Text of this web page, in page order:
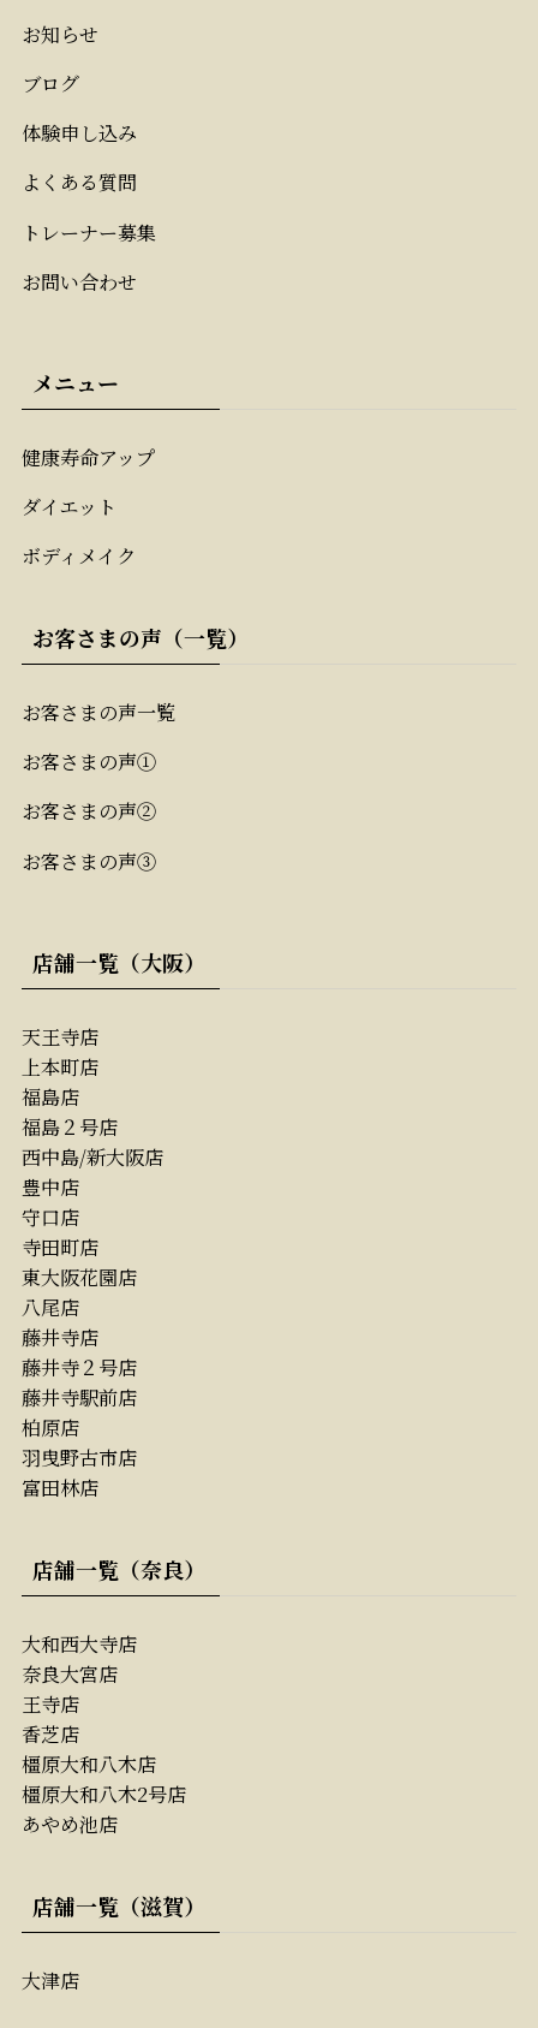
お知らせ
ブログ
体験申し込み
よくある質問
トレーナー募集
お問い合わせ
メニュー
健康寿命アップ
ダイエット
ボディメイク
お客さまの声（一覧）
お客さまの声一覧
お客さまの声①
お客さまの声②
お客さまの声③
店舗一覧（大阪）
天王寺店
上本町店
福島店
福島２号店
西中島/新大阪店
豊中店
守口店
寺田町店
東大阪花園店
八尾店
藤井寺店
藤井寺２号店
藤井寺駅前店
柏原店
羽曳野古市店
富田林店
店舗一覧（奈良）
大和西大寺店
奈良大宮店
王寺店
香芝店
橿原大和八木店
橿原大和八木2号店
あやめ池店
店舗一覧（滋賀）
大津店